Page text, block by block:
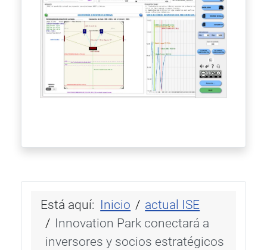
Está aquí: Inicio
actual ISE
Innovation Park conectará a
inversores y socios estratégicos